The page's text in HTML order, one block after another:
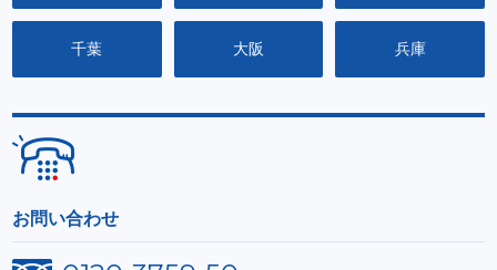
千葉 大阪 兵庫
お問い合わせ